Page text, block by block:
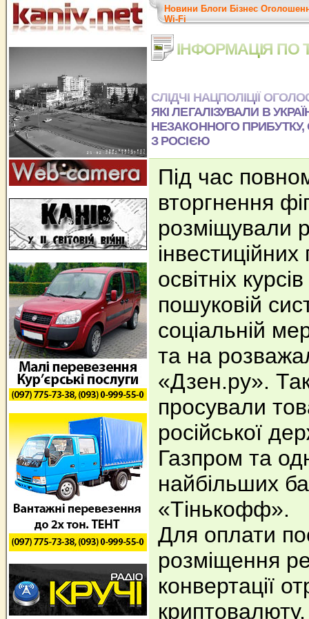
Новини Блоги Бізнес
Wi-Fi
ІНФОРМАЦІЯ ПО
СЛІДЧІ НАЦПОЛІЦІЇ
ЯКІ ЛЕГАЛІЗУВАЛИ В
НЕЗАКОННОГО ПРИБУТКУ,
З РОСІЄЮ
Під час
вторгнення
розміщували
інвестиційних
освітніх
пошуковій
соціальній
та на
«Дзен.ру».
просували
російської
Газпром та
найбільших
«Тінькофф».
Для оплати
розміщення
конвертації